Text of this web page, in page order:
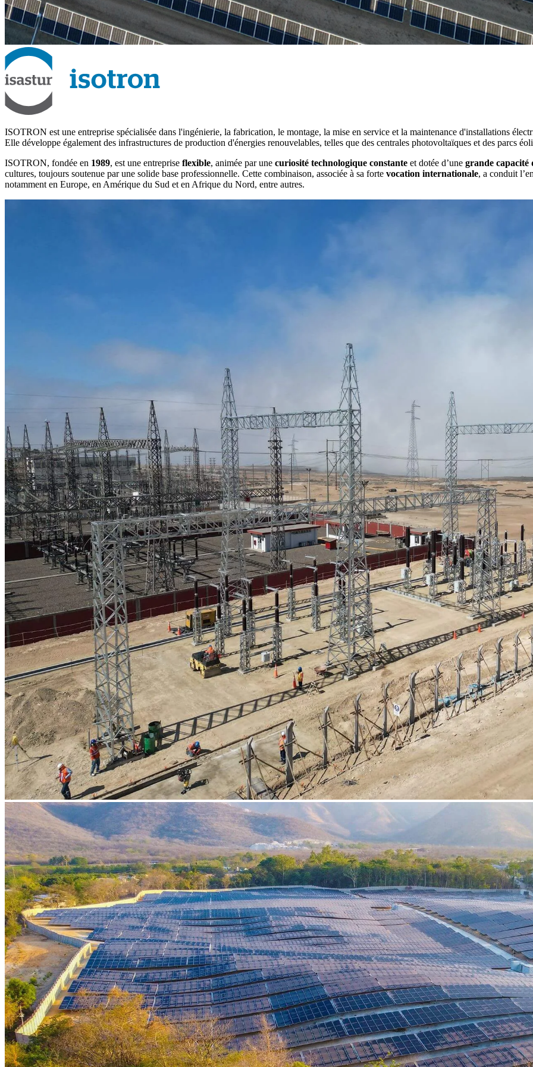
ISOTRON est une entreprise spécialisée dans l'ingénierie, la fabrication, le montage, la mise en service et la maintenance d'installations
Elle développe également des infrastructures de production d'énergies renouvelables, telles que des centrales photovoltaïques et des parcs
ISOTRON, fondée en 1989, est une entreprise flexible, animée par une curiosité technologique constante et dotée d’une grande capacité
cultures, toujours soutenue par une solide base professionnelle. Cette combinaison, associée à sa forte vocation internationale, a conduit
notamment en Europe, en Amérique du Sud et en Afrique du Nord, entre autres.